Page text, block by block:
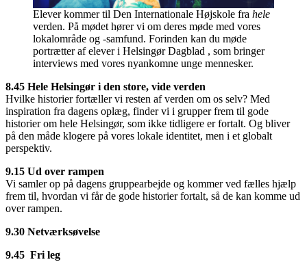
Elever kommer til Den Internationale Højskole fra hele
verden. På mødet hører vi om deres møde med vores
lokalområde og -samfund. Forinden kan du møde
portrætter af elever i Helsingør Dagblad , som bringer
interviews med vores nyankomne unge mennesker.
8.45 Hele Helsingør i den store, vide verden
Hvilke historier fortæller vi resten af verden om os selv? Med
inspiration fra dagens oplæg, finder vi i grupper frem til gode
historier om hele Helsingør, som ikke tidligere er fortalt. Og bliver
på den måde klogere på vores lokale identitet, men i et globalt
perspektiv.
9.15 Ud over rampen
Vi samler op på dagens gruppearbejde og kommer ved fælles hjælp
frem til, hvordan vi får de gode historier fortalt, så de kan komme ud
over rampen.
9.30 Netværksøvelse
9.45 Fri leg